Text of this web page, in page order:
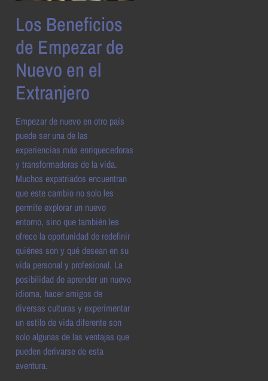
Los Beneficios
de Empezar de
Nuevo en el
Extranjero
Empezar de nuevo en otro país
puede ser una de las
experiencias más enriquecedoras
y transformadoras de la vida.
Muchos expatriados encuentran
que este cambio no solo les
permite explorar un nuevo
entorno, sino que también les
ofrece la oportunidad de redefinir
quiénes son y qué desean en su
vida personal y profesional. La
posibilidad de aprender un nuevo
idioma, hacer amigos de
diversas culturas y experimentar
un estilo de vida diferente son
solo algunas de las ventajas que
pueden derivarse de esta
aventura.